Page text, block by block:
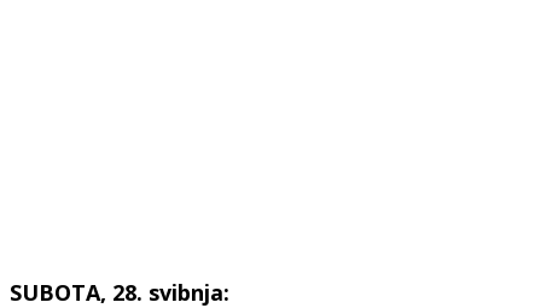
SUBOTA, 28. svibnja: